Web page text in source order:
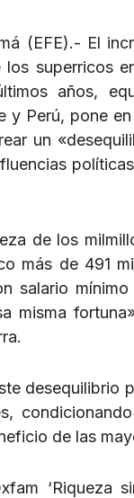
(EFE).- El
superricos
años,
y Perú, pone
un
de los
más de 491
salario
misma
desequilibrio
de las
‘Riqueza